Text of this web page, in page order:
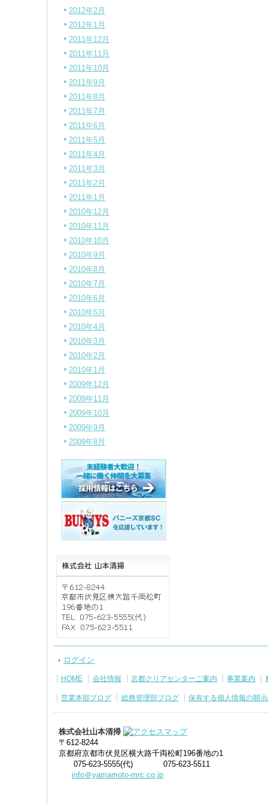
2012年2月
2012年1月
2011年12月
2011年11月
2011年10月
2011年9月
2011年8月
2011年7月
2011年6月
2011年5月
2011年4月
2011年3月
2011年2月
2011年1月
2010年12月
2010年11月
2010年10月
2010年9月
2010年8月
2010年7月
2010年6月
2010年5月
2010年4月
2010年3月
2010年2月
2010年1月
2009年12月
2009年11月
2009年10月
2009年9月
2009年8月
ログイン
HOME 会社情報 京都クリアセンターご案内 事業案内
営業本部ブログ 総務管理部ブログ 保有する個人情報の開
株式会社山本清掃
〒612-8244
京都府京都市伏見区横大路千両松町196番地の1
075-623-5555(代)
075-623-5511
info＠yamamoto-mrc.co.jp